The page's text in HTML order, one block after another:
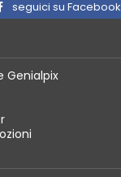
seguici su Facebook
Genialpix